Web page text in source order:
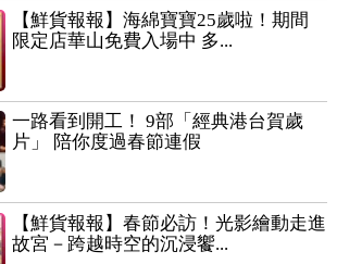
【鮮貨報報】海綿寶寶25歲啦！期間
限定店華山免費入場中 多...
一路看到開工！ 9部「經典港台賀歲
片」 陪你度過春節連假
【鮮貨報報】春節必訪！光影繪動走進
故宮－跨越時空的沉浸饗...